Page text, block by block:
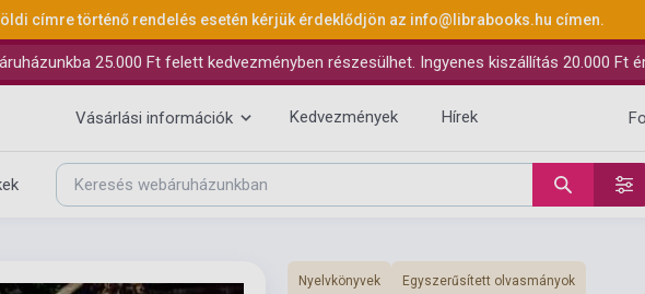
címre történő rendelés esetén kérjük érdeklődjön az info@librabooks.hu címen.
25.000 Ft felett kedvezményben részesülhet. Ingyenes kiszállítás 20.000 Ft
Vásárlási információk Kedvezmények Hírek
Nyelvkönyvek Egyszerűsített olvasmányok